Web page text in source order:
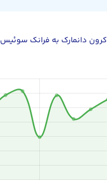
کرون دانمارک به فرانک سوئیس